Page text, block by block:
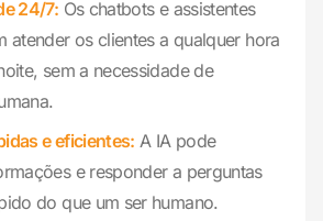
24/7: Os chatbots e assistentes
atender os clientes a qualquer hora
sem a necessidade de
e eficientes: A IA pode
e responder a perguntas
do que um ser humano.